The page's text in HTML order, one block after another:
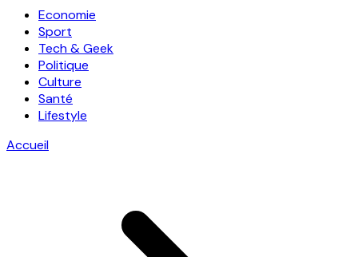
Economie
Sport
Tech & Geek
Politique
Culture
Santé
Lifestyle
Accueil